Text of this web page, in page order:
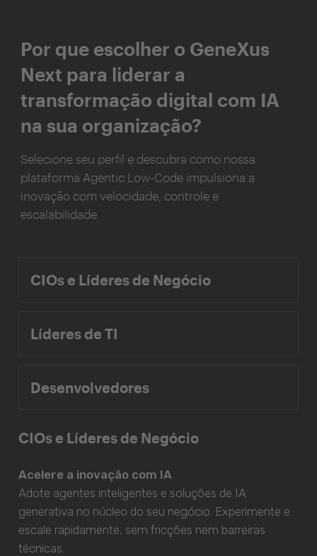
Por que escolher o GeneXus
Next para liderar a
transformação digital com IA
na sua organização?
Selecione seu perfil e descubra como nossa
plataforma Agentic Low-Code impulsiona a
inovação com velocidade, controle e
escalabilidade.
CIOs e Líderes de Negócio
Líderes de TI
Desenvolvedores
CIOs e Líderes de Negócio
Acelere a inovação com IA
Adote agentes inteligentes e soluções de IA
generativa no núcleo do seu negócio. Experimente e
escale rapidamente, sem fricções nem barreiras
técnicas.